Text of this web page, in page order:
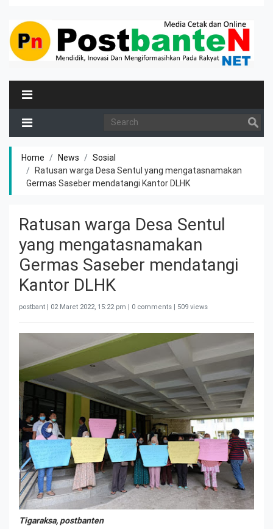
Home News
Sosial
Ratusan warga Desa Sentul yang mengatasnamakan
Germas Saseber mendatangi Kantor DLHK
Ratusan warga Desa Sentul
yang mengatasnamakan
Germas Saseber mendatangi
Kantor DLHK
postbant | 02 Maret 2022, 15:22 pm | 0 comments | 509 views
Tigaraksa, postbanten